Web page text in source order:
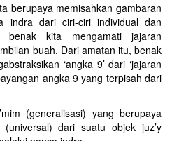
berupaya memisahkan gambaran
indra dari ciri-ciri individual dan
benak kita mengamati jajaran
buah. Dari amatan itu, benak
‘angka 9’ dari ‘jajaran
angka 9 yang terpisah dari
(generalisasi) yang berupaya
dari suatu objek juz’y